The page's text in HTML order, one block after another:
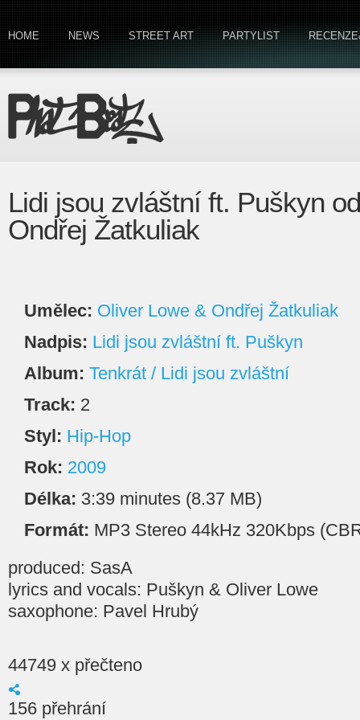
HOME NEWS STREET ART PARTYLIST
Lidi jsou zvláštní ft. Puškyn
Ondřej Žatkuliak
Umělec: Oliver Lowe & Ondřej Žatkuliak
Nadpis: Lidi jsou zvláštní ft. Puškyn
Album: Tenkrát / Lidi jsou zvláštní
Track: 2
Styl: Hip-Hop
Rok: 2009
Délka: 3:39 minutes (8.37 MB)
Formát: MP3 Stereo 44kHz 320Kbps
produced: SasA
lyrics and vocals: Puškyn & Oliver Lowe
saxophone: Pavel Hrubý
44749 x přečteno
156 přehrání